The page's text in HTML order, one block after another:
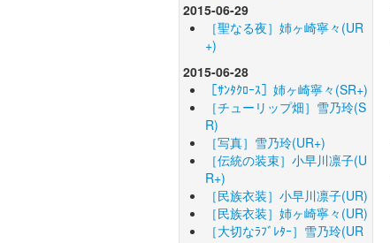
2015-06-29
［聖なる夜］姉ヶ崎寧々(UR
+)
2015-06-28
［ｻﾝﾀｸﾛｰｽ］姉ヶ崎寧々(SR+)
［チューリップ畑］雪乃玲(S
R)
［写真］雪乃玲(UR+)
［伝統の装束］小早川凛子(U
R+)
［民族衣装］小早川凛子(UR)
［民族衣装］姉ヶ崎寧々(UR)
［大切なﾗﾌﾞﾚﾀｰ］雪乃玲(UR